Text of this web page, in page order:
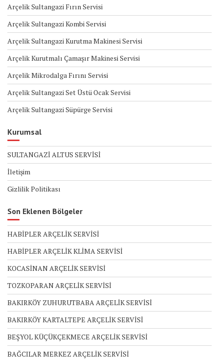
Arçelik Sultangazi Fırın Servisi
Arçelik Sultangazi Kombi Servisi
Arçelik Sultangazi Kurutma Makinesi Servisi
Arçelik Kurutmalı Çamaşır Makinesi Servisi
Arçelik Mikrodalga Fırını Servisi
Arçelik Sultangazi Set Üstü Ocak Servisi
Arçelik Sultangazi Süpürge Servisi
Kurumsal
SULTANGAZİ ALTUS SERVİSİ
İletişim
Gizlilik Politikası
Son Eklenen Bölgeler
HABİPLER ARÇELİK SERVİSİ
HABİPLER ARÇELİK KLİMA SERVİSİ
KOCASİNAN ARÇELİK SERVİSİ
TOZKOPARAN ARÇELİK SERVİSİ
BAKIRKÖY ZUHURUTBABA ARÇELİK SERVİSİ
BAKIRKÖY KARTALTEPE ARÇELİK SERVİSİ
BEŞYOL KÜÇÜKÇEKMECE ARÇELİK SERVİSİ
BAĞCILAR MERKEZ ARÇELİK SERVİSİ